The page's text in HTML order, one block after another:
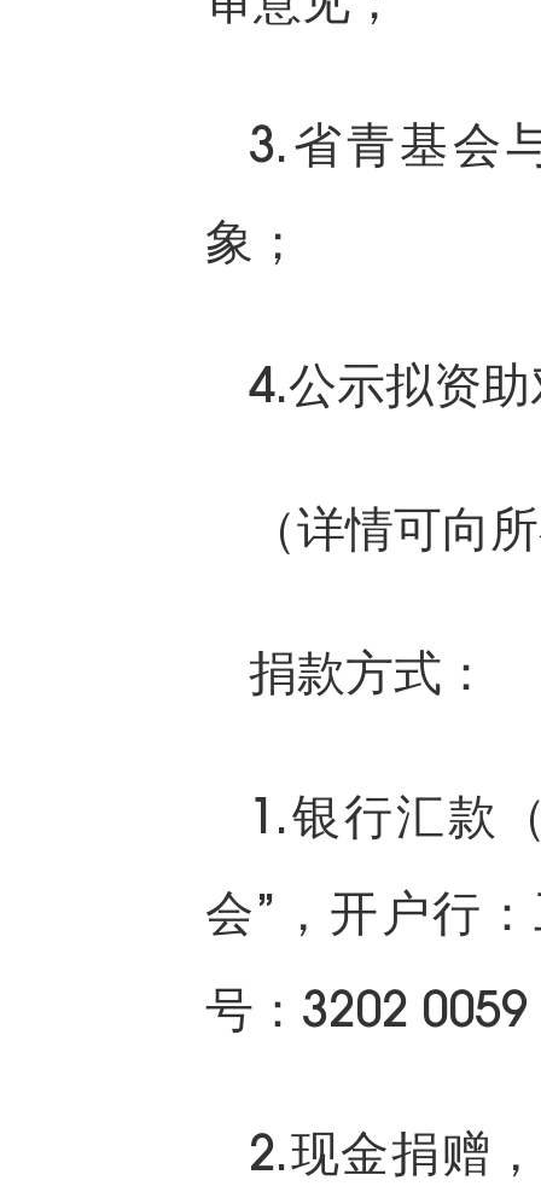
3.省青基会
象；
4.公示拟资
（详情可向
捐款方式：
1.银行汇款
会”，开户行
号：3202
2.现金捐赠